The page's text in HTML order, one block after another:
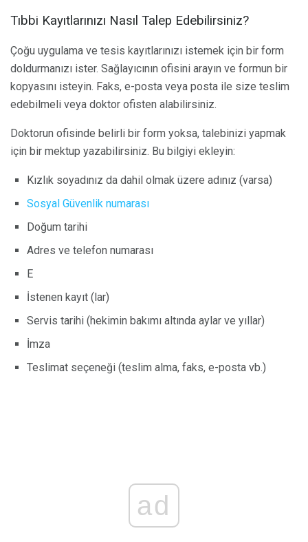
Tıbbi Kayıtlarınızı Nasıl Talep Edebilirsiniz?
Çoğu uygulama ve tesis kayıtlarınızı istemek için bir form
doldurmanızı ister. Sağlayıcının ofisini arayın ve formun bir
kopyasını isteyin. Faks, e-posta veya posta ile size teslim
edebilmeli veya doktor ofisten alabilirsiniz.
Doktorun ofisinde belirli bir form yoksa, talebinizi yapmak
için bir mektup yazabilirsiniz. Bu bilgiyi ekleyin:
Kızlık soyadınız da dahil olmak üzere adınız (varsa)
Sosyal Güvenlik numarası
Doğum tarihi
Adres ve telefon numarası
E
İstenen kayıt (lar)
Servis tarihi (hekimin bakımı altında aylar ve yıllar)
İmza
Teslimat seçeneği (teslim alma, faks, e-posta vb.)
ad